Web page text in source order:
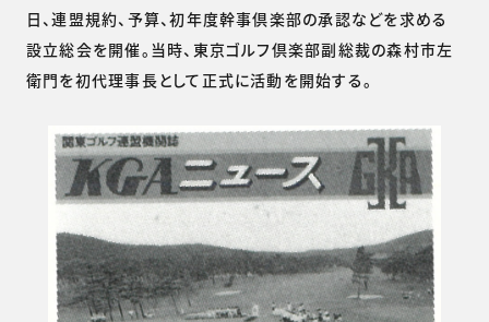
日、連盟規約、予算、初年度幹事倶楽部の承認などを求める
設立総会を開催。当時、東京ゴルフ倶楽部副総裁の森村市左
衛門を初代理事長として正式に活動を開始する。